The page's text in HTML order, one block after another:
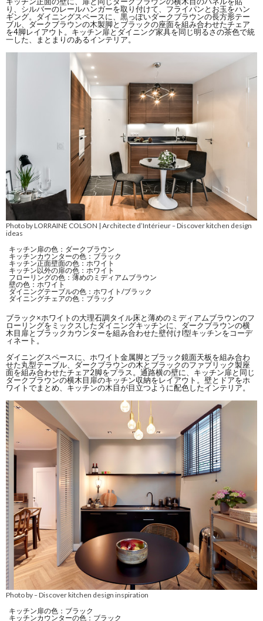
り、シルバーのレールハンガーを取り付けて、フライパンとお玉をハン
ギング。ダイニングスペースに、黒っぽいダークブラウンの長方形テー
ブル、ダークブラウンの木製脚とブラックの座面を組み合わせたチェア
を4脚レイアウト。キッチン扉とダイニング家具を同じ明るさの茶色で統
一した、まとまりのあるインテリア。
Photo by LORRAINE COLSON | Architecte d’Intérieur–Discover kitchen design
ideas
キッチン扉の色：ダークブラウン
キッチンカウンターの色：ブラック
キッチン正面壁面の色：ホワイト
キッチン以外の扉の色：ホワイト
フローリングの色：薄めのミディアムブラウン
壁の色：ホワイト
ダイニングテーブルの色：ホワイト/ブラック
ダイニングチェアの色：ブラック
ブラック×ホワイトの大理石調タイル床と薄めのミディアムブラウンのフ
ローリングをミックスしたダイニングキッチンに、ダークブラウンの横
木目扉とブラックカウンターを組み合わせた壁付けI型キッチンをコーデ
ィネート。
ダイニングスペースに、ホワイト金属脚とブラック鏡面天板を組み合わ
せた丸型テーブル、ダークブラウンの木とブラックのファブリック製座
面を組み合わせたチェア2脚をプラス。通路横の壁に、キッチン扉と同じ
ダークブラウンの横木目扉のキッチン収納をレイアウト。壁とドアをホ
ワイトでまとめ、キッチンの木目が目立つように配色したインテリア。
Photo by–Discover kitchen design inspiration
キッチン扉の色：ブラック
キッチンカウンターの色：ブラック